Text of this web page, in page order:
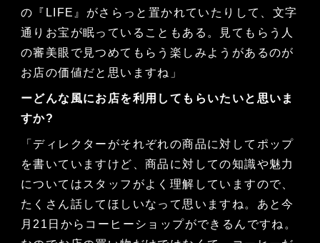
の『LIFE』がさらっと置かれていたりして、文字
通りお宝が眠っていることもある。見てもらう人
の審美眼で見つめてもらう楽しみようがあるのが
お店の価値だと思いますね」
ーどんな風にお店を利用してもらいたいと思いま
すか?
「ディレクターがそれぞれの商品に対してポップ
を書いていますけど、商品に対しての知識や魅力
についてはスタッフがよく理解していますので、
たくさん話してほしいなって思いますね。あと今
月21日からコーヒーショップができるんですね。